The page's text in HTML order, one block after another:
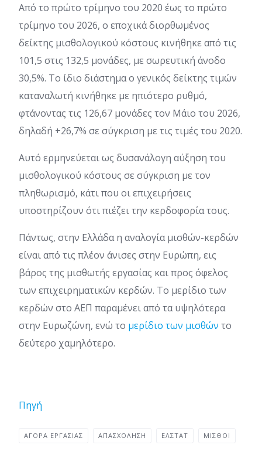
Από το πρώτο τρίμηνο του 2020 έως το πρώτο
τρίμηνο του 2026, ο εποχικά διορθωμένος
δείκτης μισθολογικού κόστους κινήθηκε από τις
101,5 στις 132,5 μονάδες, με σωρευτική άνοδο
30,5%. Το ίδιο διάστημα ο γενικός δείκτης τιμών
καταναλωτή κινήθηκε με ηπιότερο ρυθμό,
φτάνοντας τις 126,67 μονάδες τον Μάιο του 2026,
δηλαδή +26,7% σε σύγκριση με τις τιμές του 2020.
Αυτό ερμηνεύεται ως δυσανάλογη αύξηση του
μισθολογικού κόστους σε σύγκριση με τον
πληθωρισμό, κάτι που οι επιχειρήσεις
υποστηρίζουν ότι πιέζει την κερδοφορία τους.
Πάντως, στην Ελλάδα η αναλογία μισθών-κερδών
είναι από τις πλέον άνισες στην Ευρώπη, εις
βάρος της μισθωτής εργασίας και προς όφελος
των επιχειρηματικών κερδών. Το μερίδιο των
κερδών στο ΑΕΠ παραμένει από τα υψηλότερα
στην Ευρωζώνη, ενώ το μερίδιο των μισθών το
δεύτερο χαμηλότερο.
Πηγή
ΑΓΟΡΆ ΕΡΓΑΣΊΑΣ ΑΠΑΣΧΌΛΗΣΗ ΕΛΣΤΑΤ ΜΙΣΘΟΊ